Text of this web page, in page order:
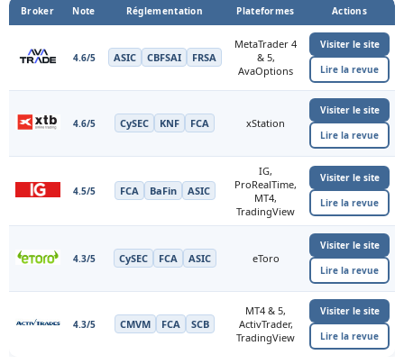
Broker Note Réglementation Plateformes Actions
4.6/5 ASIC CBFSAI FRSA
MetaTrader 4
& 5,
AvaOptions
Visiter le site
Lire la revue
4.6/5 CySEC KNF FCA xStation
Visiter le site
Lire la revue
4.5/5 FCA BaFin ASIC
IG,
ProRealTime,
MT4,
TradingView
Visiter le site
Lire la revue
4.3/5 CySEC FCA ASIC eToro
Visiter le site
Lire la revue
4.3/5 CMVM FCA SCB
MT4 & 5,
ActivTrader,
TradingView
Visiter le site
Lire la revue